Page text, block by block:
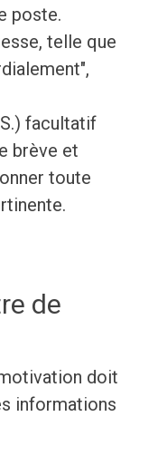
poste.
telle que
facultatif
brève et
toute
de
doit
informations